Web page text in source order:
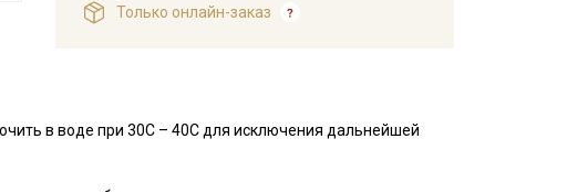
Только онлайн-заказ
в воде при 30С – 40С для исключения дальнейшей